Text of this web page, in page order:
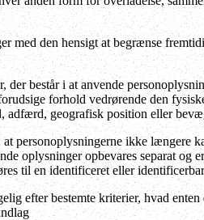
med den hensigt at begrænse
består i at anvende
forhold vedrørende den
adfærd, geografisk position eller
personoplysningerne ikke længere
oplysninger opbevares separat og
til en identificeret eller
efter bestemte kriterier, hvad enten